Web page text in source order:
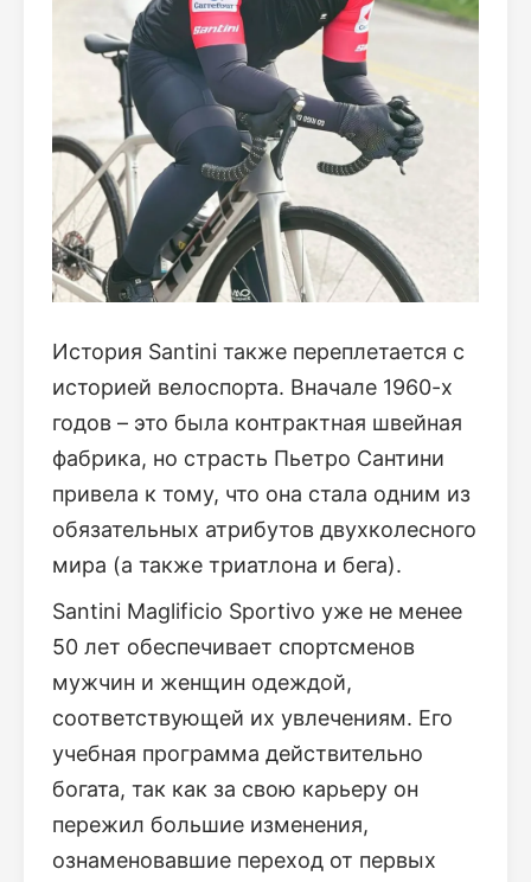
История Santini также переплетается с
историей велоспорта. Вначале 1960-х
годов – это была контрактная швейная
фабрика, но страсть Пьетро Сантини
привела к тому, что она стала одним из
обязательных атрибутов двухколесного
мира (а также триатлона и бега).
Santini Maglificio Sportivo уже не менее
50 лет обеспечивает спортсменов
мужчин и женщин одеждой,
соответствующей их увлечениям. Его
учебная программа действительно
богата, так как за свою карьеру он
пережил большие изменения,
ознаменовавшие переход от первых